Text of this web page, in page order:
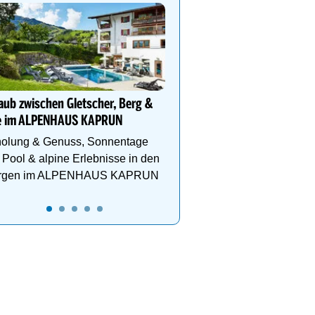
zwischen Gletscher, Berg &
im ALPENHAUS KAPRUN
& Genuss, Sonnentage
Pool & alpine Erlebnisse in den
im ALPENHAUS KAPRUN